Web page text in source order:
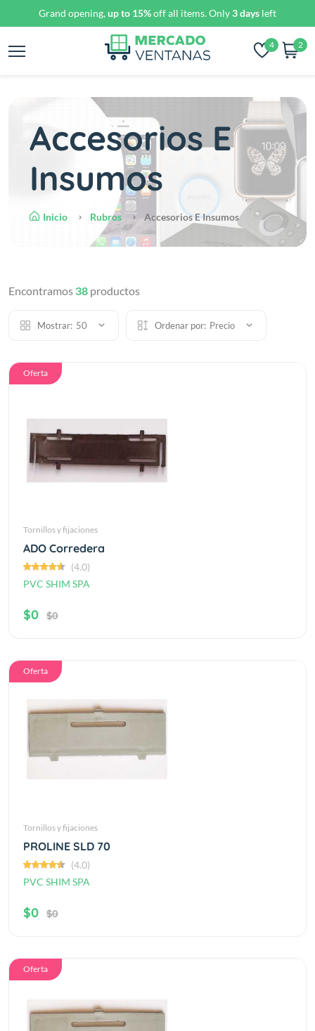
Grand opening,up to 15%off all items. Only3 days left
4 2
Accesorios E
Insumos
Inicio Rubros Accesorios E Insumos
Encontramos 38 productos
Mostrar: 50 Ordenar por: Precio
Oferta
Tornillos y fijaciones
ADO Corredera
(4.0)
PVC SHIM SPA
$0 $0
Oferta
Tornillos y fijaciones
PROLINE SLD 70
(4.0)
PVC SHIM SPA
$0 $0
Oferta